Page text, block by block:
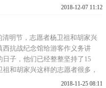
个纪念滇西抗战的重要设施。据
中国远征军16万人的集结地以
指挥中心和人员物资的重要基
生死存亡的关
2018-12-07 11:12
清明节，志愿者杨卫祖和胡家兴
西抗战纪念馆给游客作义务讲
日子，他们已经整整坚持了15
祖和胡家兴这样的志愿者很多，
学生、商人、公务员、教师、自
2018-11-25 08:11